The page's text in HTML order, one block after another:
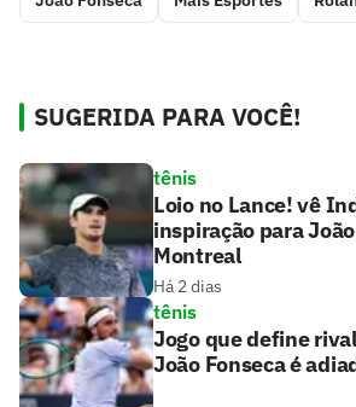
SUGERIDA PARA VOCÊ!
tênis
Loio no Lance! vê
inspiração para
Montreal
Há 2 dias
tênis
Jogo que define
João Fonseca é